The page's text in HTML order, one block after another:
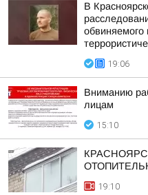
В
обвиняемого
19:06
Вниманию
лицам
15:10
19:10